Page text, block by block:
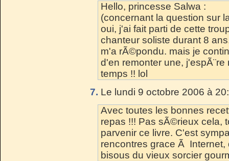
Hello, princesse Salwa :
(concernant la question sur
oui, j'ai fait parti de cette
chanteur soliste durant 8
m'a rÃ©pondu. mais je
d'en remonter une,
temps !! lol
7. Le lundi 9 octobre 2006 à
Avec toutes les bonnes
repas !!! Pas sÃ©rieux cela,
parvenir ce livre. C'est
rencontres grace Ã
bisous du vieux sorcier